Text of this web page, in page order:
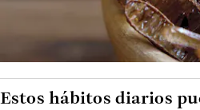
Estos hábitos diarios